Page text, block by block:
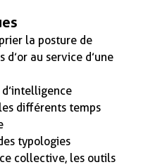
la posture de
au service d’une
différents temps
typologies
collective, les outils